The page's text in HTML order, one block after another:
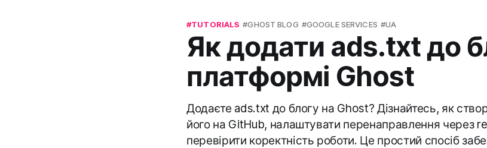
TUTORIALS GHOST BLOG GOOGLE SERVICES UA
Як додати ads.txt до
платформі Ghost
Додаєте ads.txt до блогу на Ghost? Дізнайтесь, як
його на GitHub, налаштувати перенаправлення через
перевірити коректність роботи. Це простий спосіб